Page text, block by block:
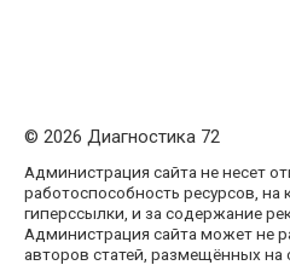
© 2026 Диагностика 72
Администрация сайта не несет
работоспособность ресурсов,
гиперссылки, и за содержание
Администрация сайта может не
авторов статей, размещённых на